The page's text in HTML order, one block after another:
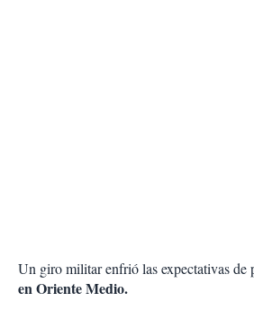
Un giro militar enfrió las expectativas de
en Oriente Medio.